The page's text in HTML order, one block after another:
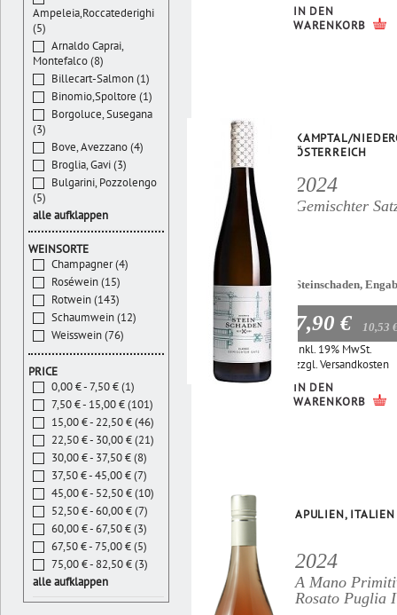
IN DEN
WARENKORB
KAMPTAL/
ÖSTERREICH
2024
Gemischter
Steinschaden,
7,90 € 10,53
Inkl. 19% MwSt.
zzgl.Versandkosten
IN DEN
WARENKORB
APULIEN, ITALIEN
2024
A Mano
Rosato Puglia
Ampeleia,Roccatederighi
(5)
Arnaldo Caprai,
Montefalco (8)
Billecart-Salmon (1)
Binomio,Spoltore (1)
Borgoluce, Susegana
(3)
Bove, Avezzano (4)
Broglia, Gavi (3)
Bulgarini, Pozzolengo
(5)
alle aufklappen
WEINSORTE
Champagner (4)
Roséwein (15)
Rotwein (143)
Schaumwein (12)
Weisswein (76)
PRICE
0,00 € - 7,50 € (1)
7,50 € - 15,00 € (101)
15,00 € - 22,50 € (46)
22,50 € - 30,00 € (21)
30,00 € - 37,50 € (8)
37,50 € - 45,00 € (7)
45,00 € - 52,50 € (10)
52,50 € - 60,00 € (7)
60,00 € - 67,50 € (3)
67,50 € - 75,00 € (5)
75,00 € - 82,50 € (3)
alle aufklappen